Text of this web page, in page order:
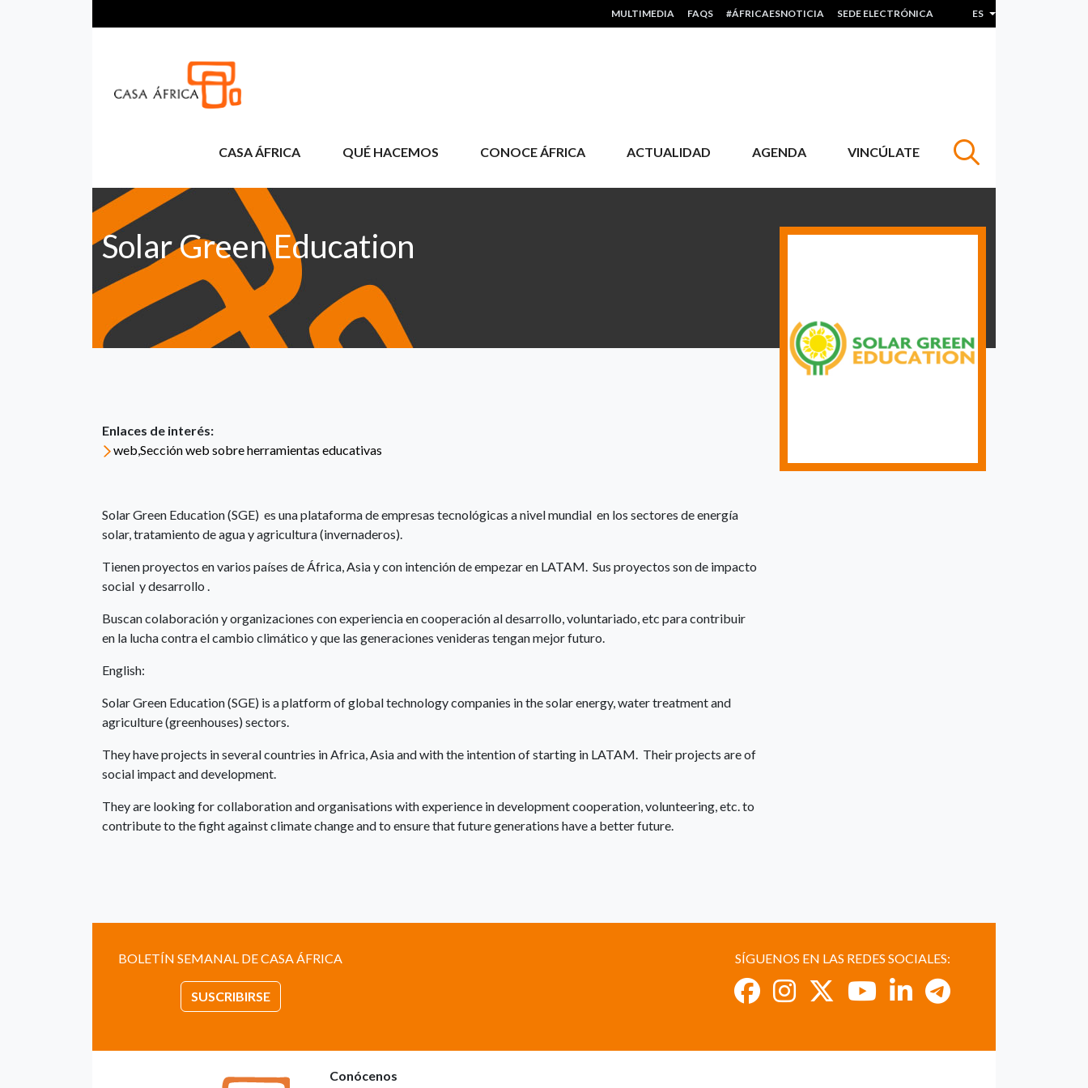
HEADER MENU
MULTIMEDIA FAQS #ÁFRICAESNOTICIA SEDE ELECTRÓNICA ES Lista adicional de
CASA ÁFRICA QUÉ HACEMOS CONOCE ÁFRICA ACTUALIDAD AGENDA VINCÚLATE
Solar Green Education
Enlaces de interés:
web,Sección web sobre herramientas educativas
Solar Green Education (SGE) es una plataforma de empresas tecnológicas a nivel mundial en los sectores de energía
solar, tratamiento de agua y agricultura (invernaderos).
Tienen proyectos en varios países de África, Asia y con intención de empezar en LATAM. Sus proyectos son de impacto
social y desarrollo .
Buscan colaboración y organizaciones con experiencia en cooperación al desarrollo, voluntariado, etc para contribuir
en la lucha contra el cambio climático y que las generaciones venideras tengan mejor futuro.
English:
Solar Green Education (SGE) is a platform of global technology companies in the solar energy, water treatment and
agriculture (greenhouses) sectors.
They have projects in several countries in Africa, Asia and with the intention of starting in LATAM. Their projects are of
social impact and development.
They are looking for collaboration and organisations with experience in development cooperation, volunteering, etc. to
contribute to the fight against climate change and to ensure that future generations have a better future.
BOLETÍN SEMANAL DE CASA ÁFRICA
SUSCRIBIRSE
SÍGUENOS EN LAS REDES SOCIALES:
Conócenos